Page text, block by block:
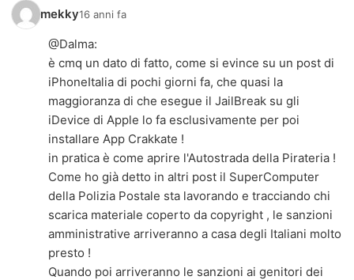
mekky16 anni fa
@Dalma:
è cmq un dato di fatto, come si evince su un post di
iPhoneItalia di pochi giorni fa, che quasi la
maggioranza di che esegue il JailBreak su gli
iDevice di Apple lo fa esclusivamente per poi
installare App Crakkate !
in pratica è come aprire l'Autostrada della Pirateria !
Come ho già detto in altri post il SuperComputer
della Polizia Postale sta lavorando e tracciando chi
scarica materiale coperto da copyright , le sanzioni
amministrative arriveranno a casa degli Italiani molto
presto !
Quando poi arriveranno le sanzioni ai genitori dei